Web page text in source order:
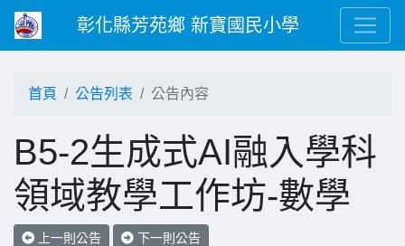
彰化縣芳苑鄉 新寶國民小學
首頁 公告列表 公告內容
B5-2生成式AI融入學科
領域教學工作坊-數學
上一則公告 下一則公告